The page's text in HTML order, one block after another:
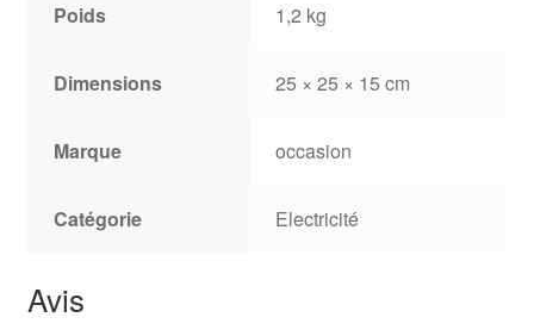
Poids 1,2 kg
Dimensions 25 × 25 × 15 cm
Marque occasion
Catégorie Electricité
Avis